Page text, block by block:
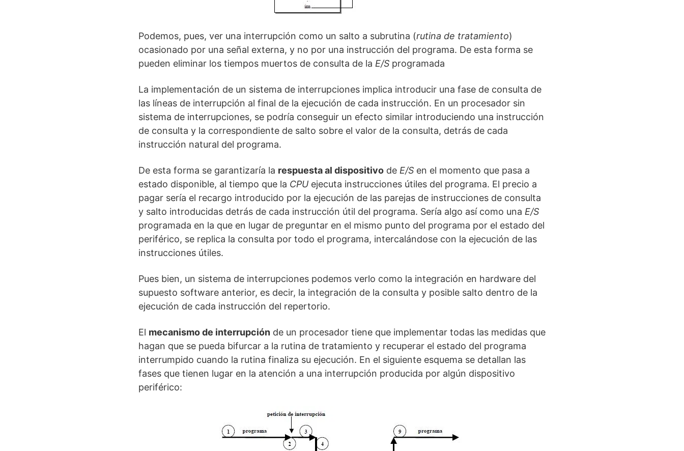
Podemos, pues, ver una interrupción como un salto a subrutina (rutina de tratamiento)
ocasionado por una señal externa, y no por una instrucción del programa. De esta forma se
pueden eliminar los tiempos muertos de consulta de la E/S programada
La implementación de un sistema de interrupciones implica introducir una fase de consulta de
las líneas de interrupción al final de la ejecución de cada instrucción. En un procesador sin
sistema de interrupciones, se podría conseguir un efecto similar introduciendo una instrucción
de consulta y la correspondiente de salto sobre el valor de la consulta, detrás de cada
instrucción natural del programa.
De esta forma se garantizaría la respuesta al dispositivo de E/S en el momento que pasa a
estado disponible, al tiempo que la CPU ejecuta instrucciones útiles del programa. El precio a
pagar sería el recargo introducido por la ejecución de las parejas de instrucciones de consulta
y salto introducidas detrás de cada instrucción útil del programa. Sería algo así como una E/S
programada en la que en lugar de preguntar en el mismo punto del programa por el estado del
periférico, se replica la consulta por todo el programa, intercalándose con la ejecución de las
instrucciones útiles.
Pues bien, un sistema de interrupciones podemos verlo como la integración en hardware del
supuesto software anterior, es decir, la integración de la consulta y posible salto dentro de la
ejecución de cada instrucción del repertorio.
El mecanismo de interrupción de un procesador tiene que implementar todas las medidas que
hagan que se pueda bifurcar a la rutina de tratamiento y recuperar el estado del programa
interrumpido cuando la rutina finaliza su ejecución. En el siguiente esquema se detallan las
fases que tienen lugar en la atención a una interrupción producida por algún dispositivo
periférico: